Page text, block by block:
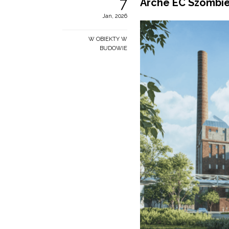
Jan, 2026
W OBIEKTY W
BUDOWIE
Arche EC